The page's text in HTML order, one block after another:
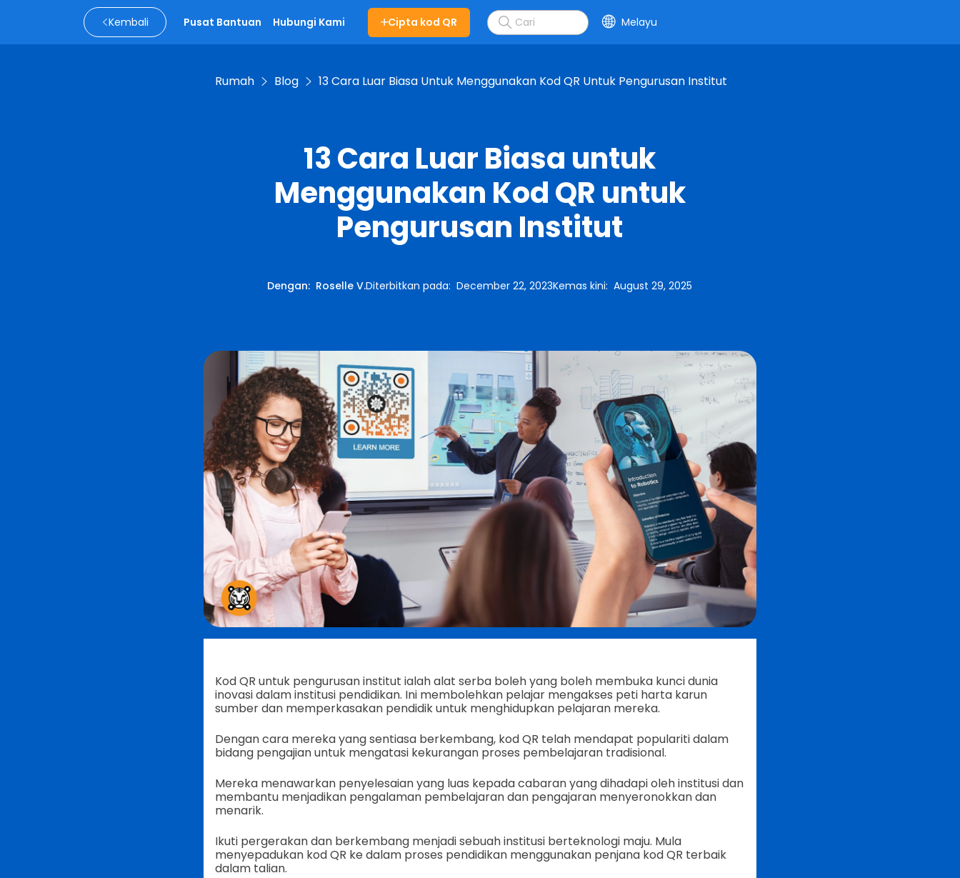
Kembali Pusat Bantuan Hubungi Kami Cipta kod QR Melayu
Rumah Blog 13 Cara Luar Biasa Untuk Menggunakan Kod QR Untuk Pengurusan Institut
13 Cara Luar Biasa untuk
Menggunakan Kod QR untuk
Pengurusan Institut
Dengan: Roselle V.Diterbitkan pada:December 22, 2023Kemas kini:August 29, 2025
Kod QR untuk pengurusan institut ialah alat serba boleh yang boleh membuka kunci dunia
inovasi dalam institusi pendidikan. Ini membolehkan pelajar mengakses peti harta karun
sumber dan memperkasakan pendidik untuk menghidupkan pelajaran mereka.
Dengan cara mereka yang sentiasa berkembang, kod QR telah mendapat populariti dalam
bidang pengajian untuk mengatasi kekurangan proses pembelajaran tradisional.
Mereka menawarkan penyelesaian yang luas kepada cabaran yang dihadapi oleh institusi dan
membantu menjadikan pengalaman pembelajaran dan pengajaran menyeronokkan dan
menarik.
Ikuti pergerakan dan berkembang menjadi sebuah institusi berteknologi maju. Mula
menyepadukan kod QR ke dalam proses pendidikan menggunakan penjana kod QR terbaik
dalam talian.